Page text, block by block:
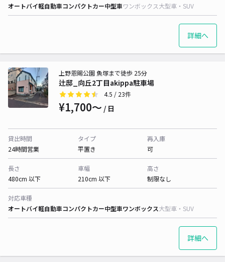
オートバイ軽自動車コンパクトカー中型車ワンボックス大型車・SUV
詳細へ
辻邸_向丘2丁目akippa駐車場
上野恩賜公園 魚塚まで徒歩 25分
4.5 / 23件
¥1,700〜 / 日
貸出時間
24時間営業
タイプ
平置き
再入庫
可
長さ
480cm 以下
車幅
210cm 以下
高さ
制限なし
対応車種
オートバイ軽自動車コンパクトカー中型車ワンボックス大型車・SUV
詳細へ